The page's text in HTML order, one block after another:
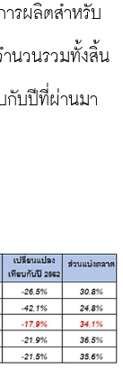
รผลิตสำหรับ
ำนวนรวมทั้งสิ้น
กับปีที่ผ่านมา